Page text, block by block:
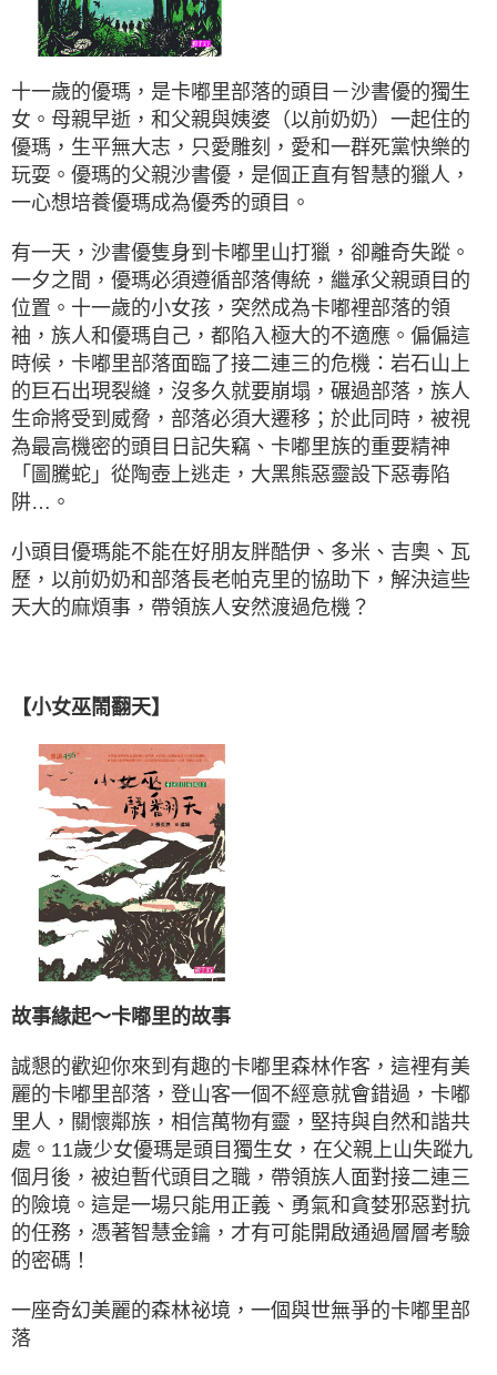
十一歲的優瑪，是卡嘟里部落的頭目－沙書優的獨生
女。母親早逝，和父親與姨婆（以前奶奶）一起住的
優瑪，生平無大志，只愛雕刻，愛和一群死黨快樂的
玩耍。優瑪的父親沙書優，是個正直有智慧的獵人，
一心想培養優瑪成為優秀的頭目。
有一天，沙書優隻身到卡嘟里山打獵，卻離奇失蹤。
一夕之間，優瑪必須遵循部落傳統，繼承父親頭目的
位置。十一歲的小女孩，突然成為卡嘟裡部落的領
袖，族人和優瑪自己，都陷入極大的不適應。偏偏這
時候，卡嘟里部落面臨了接二連三的危機：岩石山上
的巨石出現裂縫，沒多久就要崩塌，碾過部落，族人
生命將受到威脅，部落必須大遷移；於此同時，被視
為最高機密的頭目日記失竊、卡嘟里族的重要精神
「圖騰蛇」從陶壺上逃走，大黑熊惡靈設下惡毒陷
阱…。
小頭目優瑪能不能在好朋友胖酷伊、多米、吉奧、瓦
歷，以前奶奶和部落長老帕克里的協助下，解決這些
天大的麻煩事，帶領族人安然渡過危機？
【小女巫鬧翻天】
故事緣起～卡嘟里的故事
誠懇的歡迎你來到有趣的卡嘟里森林作客，這裡有美
麗的卡嘟里部落，登山客一個不經意就會錯過，卡嘟
里人，關懷鄰族，相信萬物有靈，堅持與自然和諧共
處。11歲少女優瑪是頭目獨生女，在父親上山失蹤九
個月後，被迫暫代頭目之職，帶領族人面對接二連三
的險境。這是一場只能用正義、勇氣和貪婪邪惡對抗
的任務，憑著智慧金鑰，才有可能開啟通過層層考驗
的密碼！
一座奇幻美麗的森林祕境，一個與世無爭的卡嘟里部
落